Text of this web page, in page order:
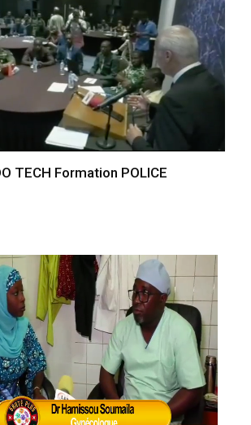
TECH Formation POLICE